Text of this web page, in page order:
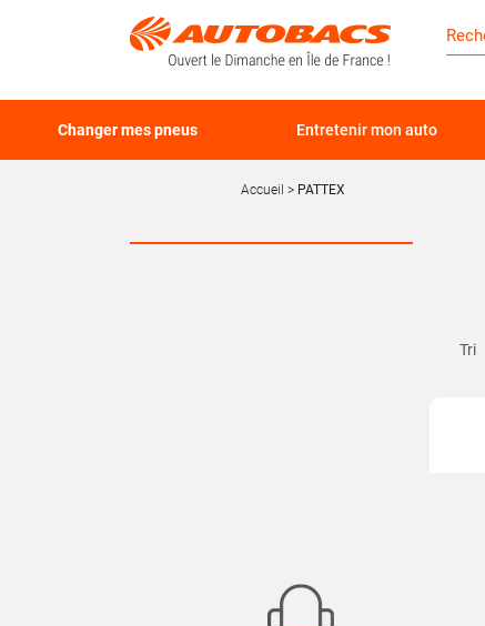
Changer mes pneus Entretenir mon auto
Accueil PATTEX
Tri